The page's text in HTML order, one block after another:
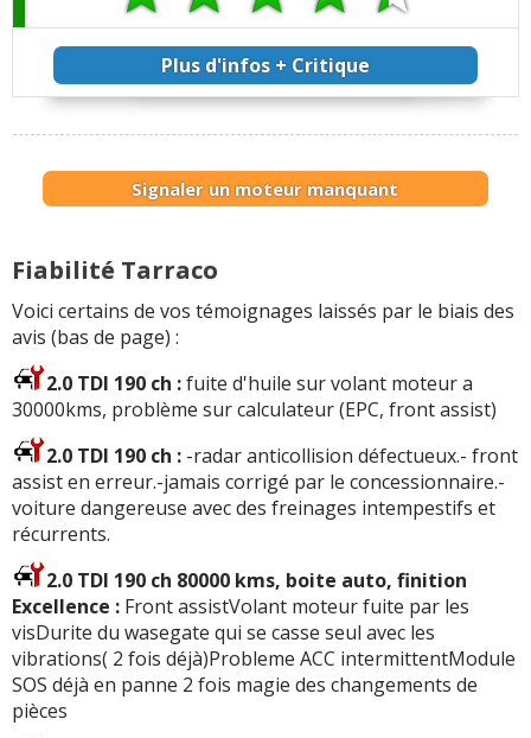
Plus d'infos + Critique
Signaler un moteur manquant
Fiabilité Tarraco
Voici certains de vos témoignages laissés par le biais des
avis (bas de page) :
2.0 TDI 190 ch :fuite d'huile sur volant moteur a
30000kms, problème sur calculateur (EPC, front assist)
2.0 TDI 190 ch : -radar anticollision défectueux.- front
assist en erreur.-jamais corrigé par le concessionnaire.-
voiture dangereuse avec des freinages intempestifs et
récurrents.
2.0 TDI 190 ch 80000 kms, boite auto, finition
Excellence : Front assistVolant moteur fuite par les
visDurite du wasegate qui se casse seul avec les
vibrations( 2 fois déjà)Probleme ACC intermittentModule
SOS déjà en panne 2 fois magie des changements de
pièces